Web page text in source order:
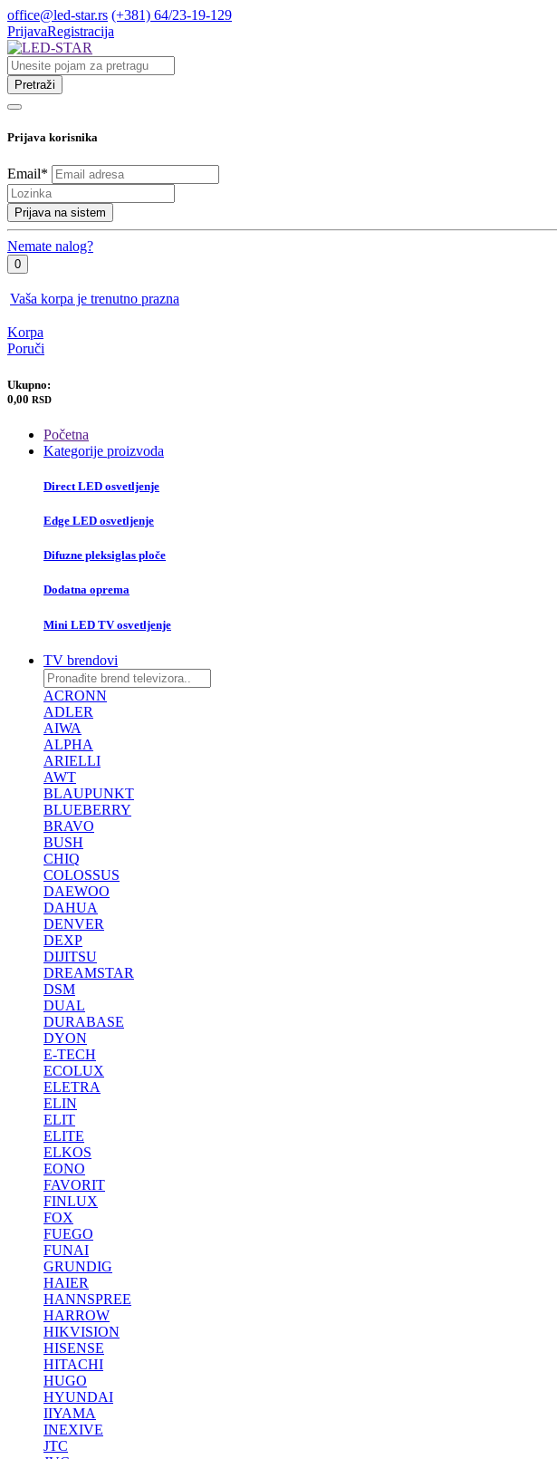
office@led-star.rs (+381) 64/23-19-129
PrijavaRegistracija
Pretraži
Prijava korisnika
Email*
Prijava na sistem
Nemate nalog?
0
Vaša korpa je trenutno prazna
Korpa
Poruči
Ukupno:
0,00 RSD
Početna
Kategorije proizvoda
Direct LED osvetljenje
Edge LED osvetljenje
Difuzne pleksiglas ploče
Dodatna oprema
Mini LED TV osvetljenje
TV brendovi
ACRONN
ADLER
AIWA
ALPHA
ARIELLI
AWT
BLAUPUNKT
BLUEBERRY
BRAVO
BUSH
CHIQ
COLOSSUS
DAEWOO
DAHUA
DENVER
DEXP
DIJITSU
DREAMSTAR
DSM
DUAL
DURABASE
DYON
E-TECH
ECOLUX
ELETRA
ELIN
ELIT
ELITE
ELKOS
EONO
FAVORIT
FINLUX
FOX
FUEGO
FUNAI
GRUNDIG
HAIER
HANNSPREE
HARROW
HIKVISION
HISENSE
HITACHI
HUGO
HYUNDAI
IIYAMA
INEXIVE
JTC